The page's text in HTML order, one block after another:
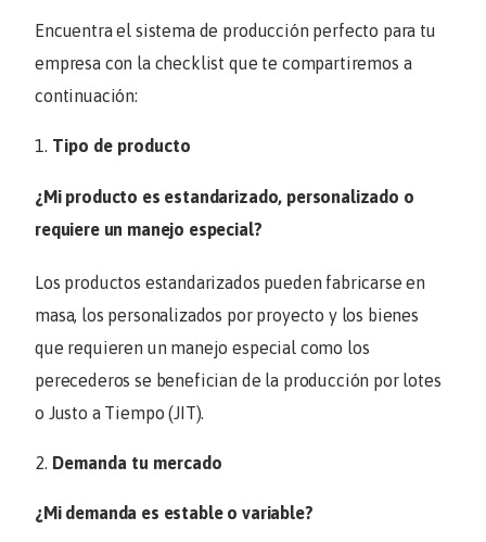
Encuentra el sistema de producción perfecto para tu
empresa con la checklist que te compartiremos a
continuación:
Tipo de producto
¿Mi producto es estandarizado, personalizado o
requiere un manejo especial?
Los productos estandarizados pueden fabricarse en
masa, los personalizados por proyecto y los bienes
que requieren un manejo especial como los
perecederos se benefician de la producción por lotes
o Justo a Tiempo (JIT).
Demanda tu mercado
¿Mi demanda es estable o variable?